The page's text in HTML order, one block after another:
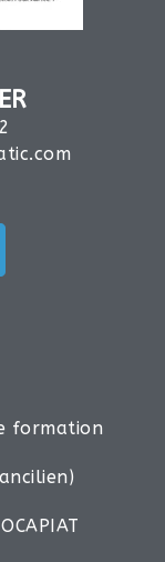
formation